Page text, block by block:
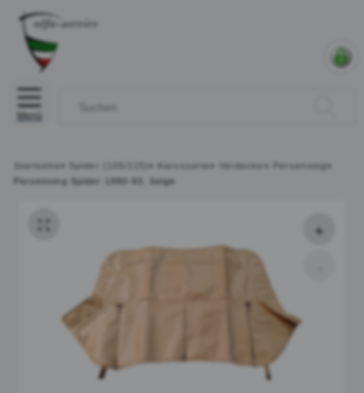
Menü
Startseite » Spider (105/115) » Karosserie » Verdecke » Persenning»
Persenning Spider 1990-93, beige